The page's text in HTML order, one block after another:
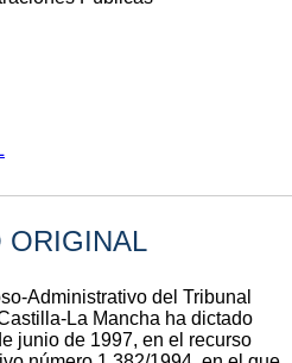
ORIGINAL
Administrativo del Tribunal
La Mancha ha dictado
junio de 1997, en el recurso